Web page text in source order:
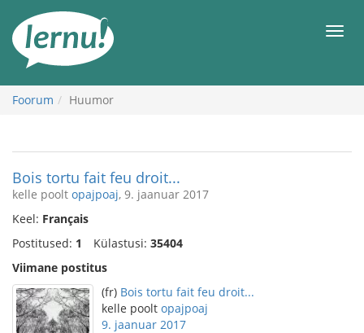
juurde
Foorum Huumor
Bois tortu fait feu droit...
kelle poolt opajpoaj, 9. jaanuar 2017
Keel: Français
Postitused: 1 Külastusi: 35404
Viimane postitus
(fr) Bois tortu fait feu droit...
kelle poolt opajpoaj
9. jaanuar 2017